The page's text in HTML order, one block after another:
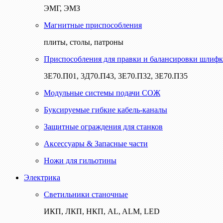
ЭМГ, ЭМЗ
Магнитные приспособления
плиты, столы, патроны
Приспособления для правки и балансировки
3Е70.П01, 3Д70.П43, 3Е70.П32, 3Е70.П35
Модульные системы подачи СОЖ
Буксируемые гибкие кабель-каналы
Защитные ограждения для станков
Аксессуары & Запасные части
Ножи для гильотины
Электрика
Светильники станочные
ИКП, ЛКП, НКП, AL, ALM, LED